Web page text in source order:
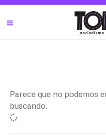
Parece que no podemos
buscando.